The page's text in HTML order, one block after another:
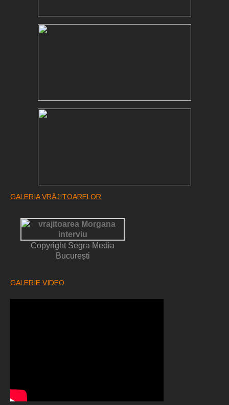
GALERIA VRĂJITOARELOR
Copyright Segra Media
București
GALERIE VIDEO